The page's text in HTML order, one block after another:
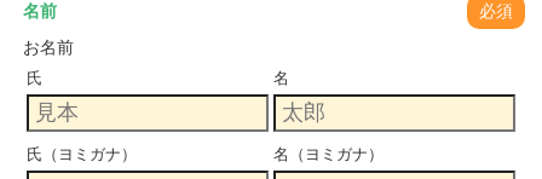
名前
必須
お名前
氏 名
氏（ヨミガナ） 名（ヨミガナ）